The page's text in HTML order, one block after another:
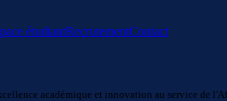
étudiantRecrutementContact
académique et innovation au service de